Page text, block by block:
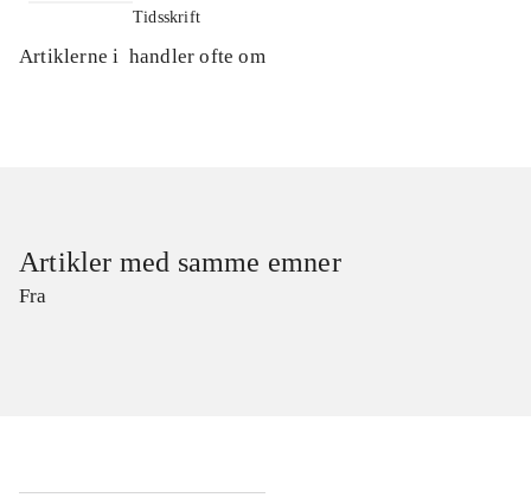
Tidsskrift
Artiklerne i handler ofte om
Artikler med samme emner
Fra